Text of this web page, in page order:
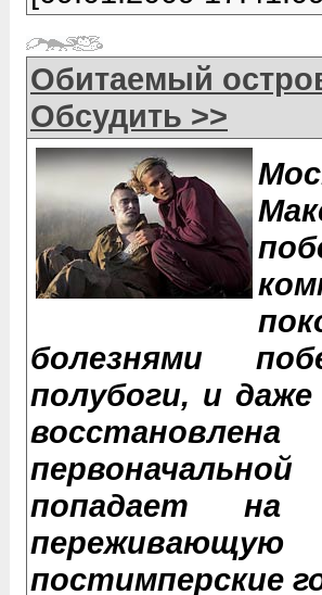
Обитаемый
Обсудить >>
болезнями
полубоги, и
попадает на
постимперские